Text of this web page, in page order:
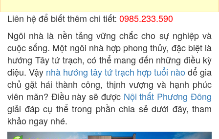
Liên hệ để biết thêm chi tiết: 0985.233.590
Ngôi nhà là nền tảng vững chắc cho sự nghiệp và
cuộc sống. Một ngôi nhà hợp phong thủy, đặc biệt là
hướng Tây tứ trạch, có thể mang đến những điều kỳ
diệu. Vậy nhà hướng tây tứ trạch hợp tuổi nào để gia
chủ gặt hái thành công, thịnh vượng và hạnh phúc
viên mãn? Điều này sẽ được Nội thất Phương Đông
giải đáp cụ thể trong phần chia sẻ dưới đây, tham
khảo ngay nhé.